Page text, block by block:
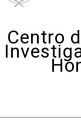
Centro